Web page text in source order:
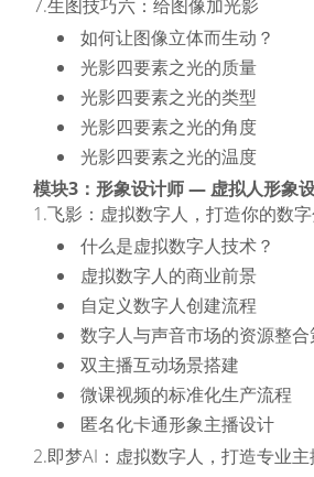
7.生图技巧六：给图像加光影
如何让图像立体而生动？
光影四要素之光的质量
光影四要素之光的类型
光影四要素之光的角度
光影四要素之光的温度
模块3：形象设计师 — 虚拟人形象
1.飞影：虚拟数字人，打造你的数
什么是虚拟数字人技术？
虚拟数字人的商业前景
自定义数字人创建流程
数字人与声音市场的资源整合
双主播互动场景搭建
微课视频的标准化生产流程
匿名化卡通形象主播设计
2.即梦AI：虚拟数字人，打造专业主